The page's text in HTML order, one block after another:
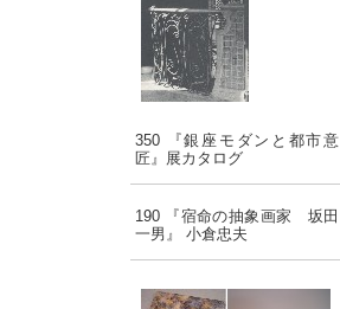
350 『銀座モダンと都市意
匠』展カタログ
190 『宿命の抽象画家 坂田
一男』 小倉忠夫